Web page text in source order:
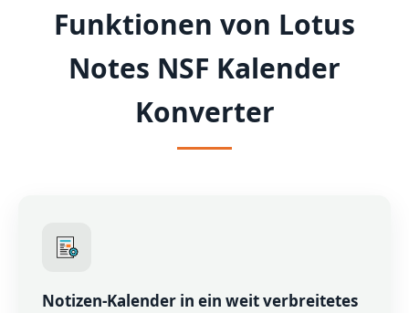
Funktionen von Lotus
Notes NSF Kalender
Konverter
Notizen-Kalender in ein weit verbreitetes